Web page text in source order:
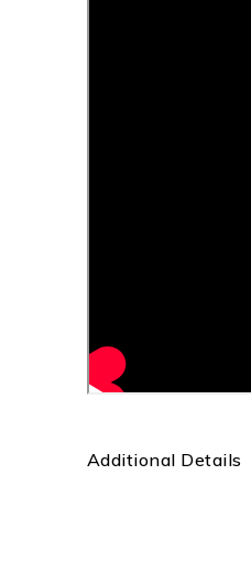
Additional Details